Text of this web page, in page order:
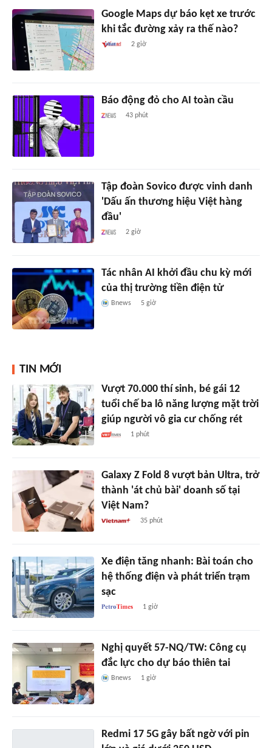
Google Maps dự báo kẹt xe trước
khi tắc đường xảy ra thế nào?
2 giờ
Báo động đỏ cho AI toàn cầu
43 phút
Tập đoàn Sovico được vinh danh
'Dấu ấn thương hiệu Việt hàng
đầu'
2 giờ
Tác nhân AI khởi đầu chu kỳ mới
của thị trường tiền điện tử
Bnews 5 giờ
TIN MỚI
Vượt 70.000 thí sinh, bé gái 12
tuổi chế ba lô năng lượng mặt trời
giúp người vô gia cư chống rét
1 phút
Galaxy Z Fold 8 vượt bản Ultra, trở
thành 'át chủ bài' doanh số tại
Việt Nam?
35 phút
Xe điện tăng nhanh: Bài toán cho
hệ thống điện và phát triển trạm
sạc
1 giờ
Nghị quyết 57-NQ/TW: Công cụ
đắc lực cho dự báo thiên tai
Bnews 1 giờ
Redmi 17 5G gây bất ngờ với pin